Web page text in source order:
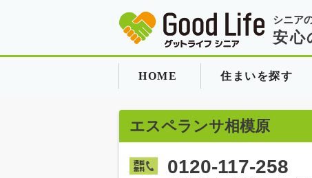
シニア
安心
HOME 住まいを探す
エスペランサ相模原
0120-117-258